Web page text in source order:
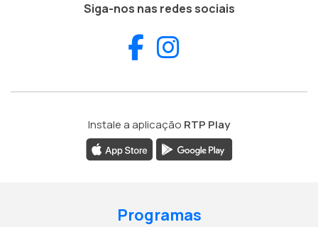
Siga-nos nas redes sociais
Facebook
Instale a aplicação RTP Play
Programas